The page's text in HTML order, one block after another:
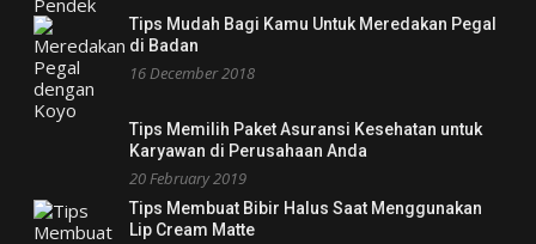
Tips Mudah Bagi Kamu Untuk Meredakan Pegal
di Badan
16 December 2018
Tips Memilih Paket Asuransi Kesehatan untuk
Karyawan di Perusahaan Anda
20 February 2019
Tips Membuat Bibir Halus Saat Menggunakan
Lip Cream Matte